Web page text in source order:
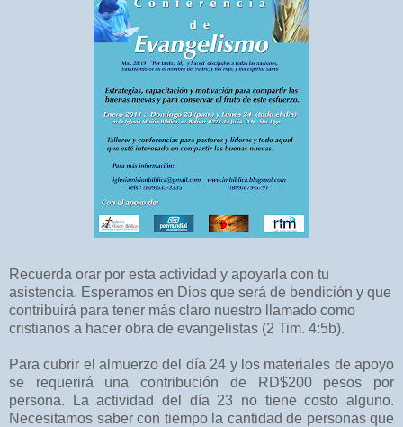
Recuerda orar por esta actividad y apoyarla con tu
asistencia. Esperamos en Dios que será de bendición y que
contribuirá para tener más claro nuestro llamado como
cristianos a hacer obra de evangelistas (2 Tim. 4:5b).
Para cubrir el almuerzo del día 24 y los materiales de apoyo
se requerirá una contribución de RD$200 pesos por
persona. La actividad del día 23 no tiene costo alguno.
Necesitamos saber con tiempo la cantidad de personas que